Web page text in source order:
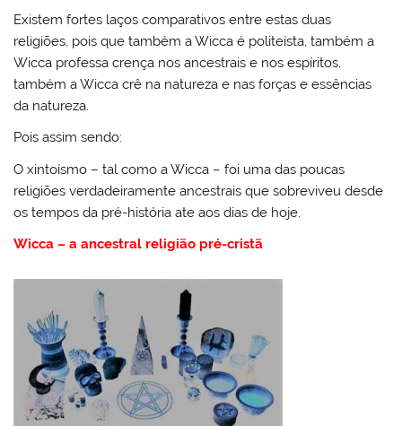
Existem fortes laços comparativos entre estas duas
religiões, pois que também a Wicca é politeísta, também a
Wicca professa crença nos ancestrais e nos espíritos,
também a Wicca crê na natureza e nas forças e essências
da natureza.
Pois assim sendo:
O xintoísmo – tal como a Wicca – foi uma das poucas
religiões verdadeiramente ancestrais que sobreviveu desde
os tempos da pré-história ate aos dias de hoje.
Wicca – a ancestral religião pré-cristã